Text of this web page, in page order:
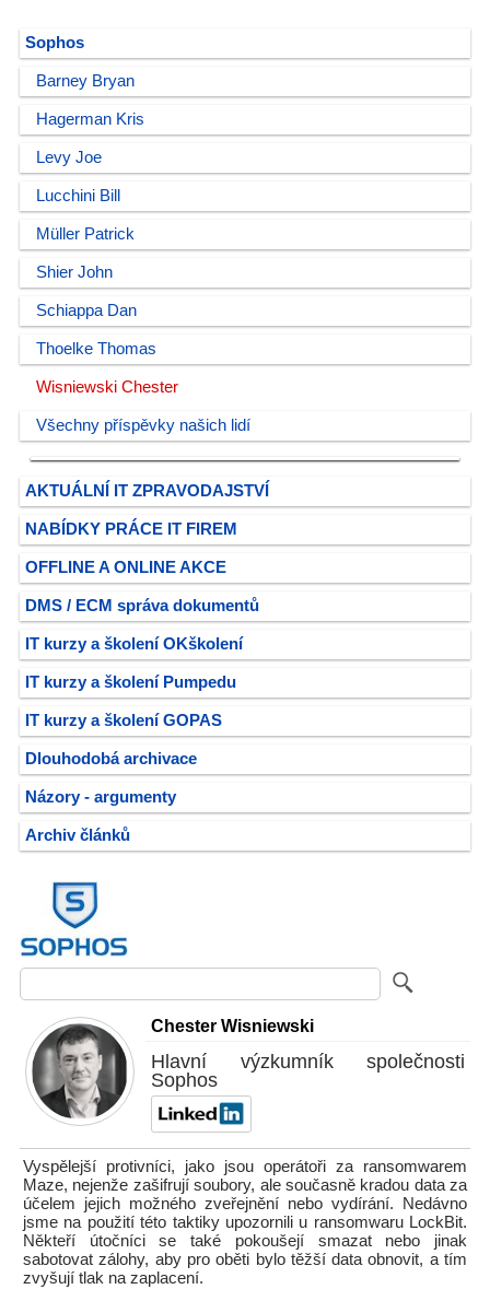
Sophos
Barney Bryan
Hagerman Kris
Levy Joe
Lucchini Bill
Müller Patrick
Shier John
Schiappa Dan
Thoelke Thomas
Wisniewski Chester
Všechny příspěvky našich lidí
AKTUÁLNÍ IT ZPRAVODAJSTVÍ
NABÍDKY PRÁCE IT FIREM
OFFLINE A ONLINE AKCE
DMS / ECM správa dokumentů
IT kurzy a školení OKškolení
IT kurzy a školení Pumpedu
IT kurzy a školení GOPAS
Dlouhodobá archivace
Názory - argumenty
Archiv článků
Chester Wisniewski
Hlavní výzkumník společnosti
Sophos
Vyspělejší protivníci, jako jsou operátoři za ransomwarem
Maze, nejenže zašifrují soubory, ale současně kradou data za
účelem jejich možného zveřejnění nebo vydírání. Nedávno
jsme na použití této taktiky upozornili u ransomwaru LockBit.
Někteří útočníci se také pokoušejí smazat nebo jinak
sabotovat zálohy, aby pro oběti bylo těžší data obnovit, a tím
zvyšují tlak na zaplacení.